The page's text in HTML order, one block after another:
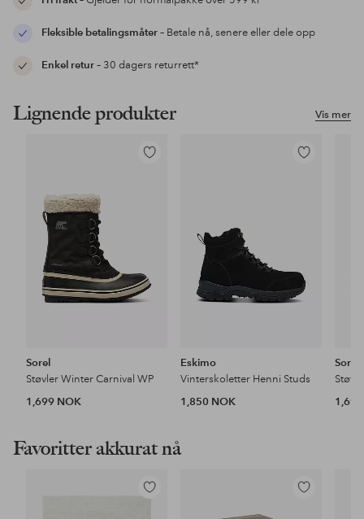
Fleksible betalingsmåter– Betale nå, senere eller dele opp
Enkel retur– 30 dagers returrett*
Vis mer
Lignende produkter
Legg
Sorel
Støvler Winter Carnival WP
1,699 NOK
Legg
Eskimo
Vinterskoletter Henni Studs
1,850 NOK
Sorel
Favoritter akkurat nå
Legg
Legg